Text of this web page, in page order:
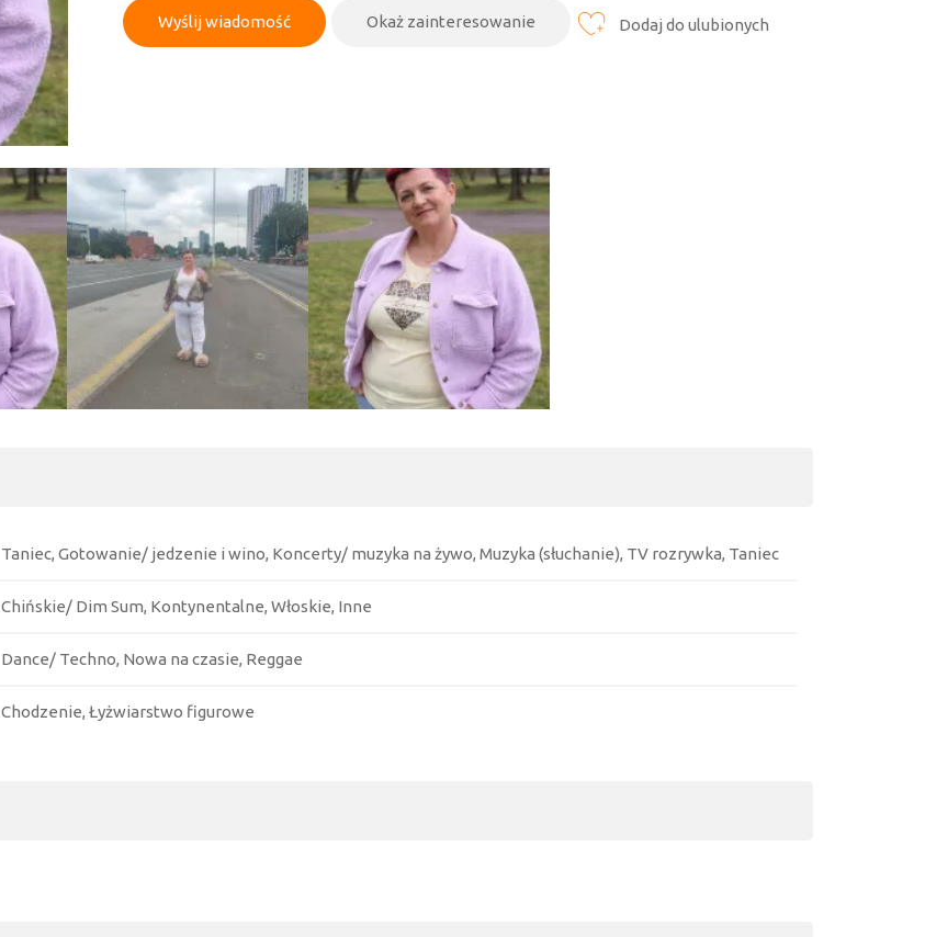
Wyślij wiadomość Okaż zainteresowanie Dodaj do ulubionych
Taniec, Gotowanie/ jedzenie i wino, Koncerty/ muzyka na żywo, Muzyka (słuchanie), TV rozrywka, Taniec
Chińskie/ Dim Sum, Kontynentalne, Włoskie, Inne
Dance/ Techno, Nowa na czasie, Reggae
Chodzenie, Łyżwiarstwo figurowe